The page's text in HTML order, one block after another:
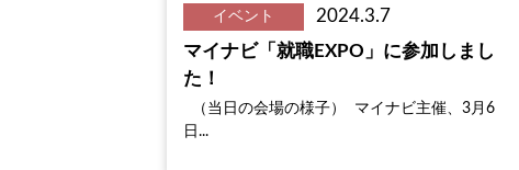
イベント
2024.3.7
マイナビ「就職EXPO」に参加しまし
た！
（当日の会場の様子） マイナビ主催、3月6
日...